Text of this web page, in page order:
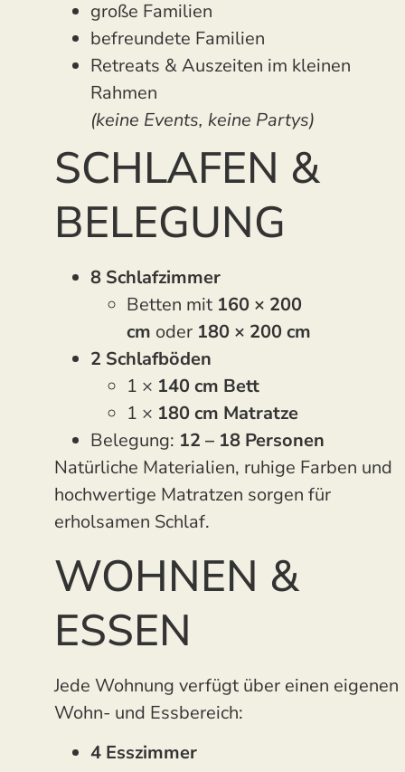
große Familien
befreundete Familien
Retreats & Auszeiten im kleinen
Rahmen
(keine Events, keine Partys)
SCHLAFEN &
BELEGUNG
8 Schlafzimmer
Betten mit 160 × 200
cm oder 180 × 200 cm
2 Schlafböden
1 × 140 cm Bett
1 × 180 cm Matratze
Belegung: 12 – 18 Personen
Natürliche Materialien, ruhige Farben und
hochwertige Matratzen sorgen für
erholsamen Schlaf.
WOHNEN &
ESSEN
Jede Wohnung verfügt über einen eigenen
Wohn- und Essbereich:
4 Esszimmer